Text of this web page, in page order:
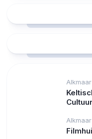
Alkmaar
Alkmaar